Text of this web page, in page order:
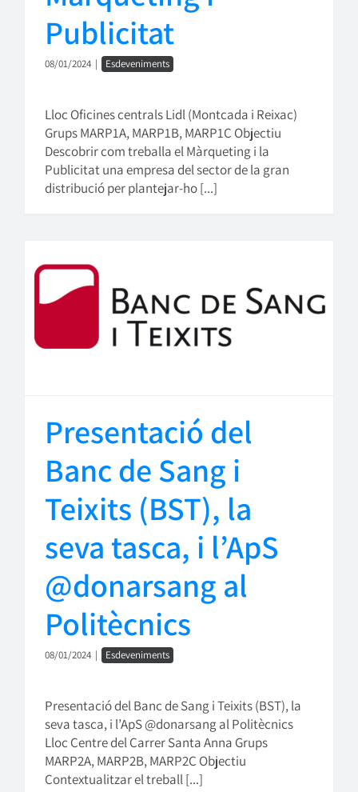
Publicitat
08/01/2024 | Esdeveniments
Lloc Oficines centrals Lidl (Montcada i Reixac)
Grups MARP1A, MARP1B, MARP1C Objectiu
Descobrir com treballa el Màrqueting i la
Publicitat una empresa del sector de la gran
distribució per plantejar-ho [...]
Presentació del
Banc de Sang i
Teixits (BST), la
seva tasca, i l’ApS
@donarsang al
Politècnics
08/01/2024 | Esdeveniments
Presentació del Banc de Sang i Teixits (BST), la
seva tasca, i l’ApS @donarsang al Politècnics
Lloc Centre del Carrer Santa Anna Grups
MARP2A, MARP2B, MARP2C Objectiu
Contextualitzar el treball [...]